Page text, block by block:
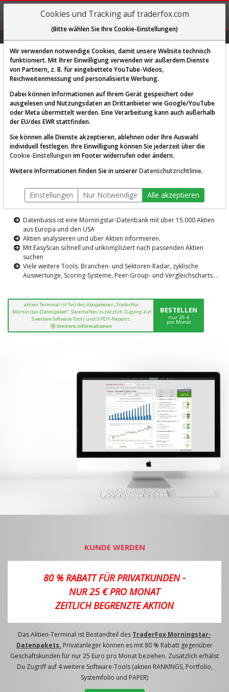
REGIS-
TRIEREN
Diese Funktion ist nur für
AKTIEN-TERMINAL
Die Aktienanalyse-Plattform von
TraderFox
Datenbasis ist eine Morningstar-Datenbank mit über 15.000 Aktien
aus Europa und den USA
Aktien analysieren und über Aktien informieren.
Mit EasyScan schnell und unkompliziert nach passenden Aktien
suchen
Viele weitere Tools: Branchen- und Sektoren-Radar, zyklische
Auswertunge, Scoring-Systeme, Peer-Group- und Vergleichscharts....
aktien Terminal ist Teil des Abopaketes „TraderFox
Morninstar-Datenpaket“. Sie erhalten zusätzlich Zugang auf
3 weitere Software-Tools und 5 PDF-Reports.
Weitere Informationen
BESTELLEN
nur 25 €
pro Monat
KUNDE WERDEN
80 % RABATT FÜR PRIVATKUNDEN -
NUR 25 € PRO MONAT
ZEITLICH BEGRENZTE AKTION
Das Aktien-Terminal ist Bestandteil des TraderFox Morningstar-
Datenpakets. Privatanleger können es mit 80 % Rabatt gegenüber
Geschäftskunden für nur 25 Euro pro Monat beziehen. Zusätzlich erhälst
Du Zugriff auf 4 weitere Software-Tools (aktien RANKINGS, Portfolio,
Systemfolio und PAPER)
Cookies und Tracking auf traderfox.com
(Bitte wählen Sie Ihre Cookie-Einstellungen)
Wir verwenden notwendige Cookies, damit unsere Website technisch
funktioniert. Mit Ihrer Einwilligung verwenden wir außerdem Dienste
von Partnern, z. B. für eingebettete YouTube-Videos,
Reichweitenmessung und personalisierte Werbung.
Dabei können Informationen auf Ihrem Gerät gespeichert oder
ausgelesen und Nutzungsdaten an Drittanbieter wie Google/YouTube
oder Meta übermittelt werden. Eine Verarbeitung kann auch außerhalb
der EU/des EWR stattfinden.
Sie können alle Dienste akzeptieren, ablehnen oder Ihre Auswahl
individuell festlegen. Ihre Einwilligung können Sie jederzeit über die
Cookie-Einstellungen im Footer widerrufen oder ändern.
Weitere Informationen finden Sie in unsererDatenschutzrichtlinie.
Einstellungen Nur Notwendige Alle akzeptieren